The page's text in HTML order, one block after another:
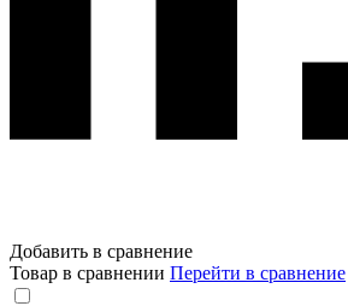
Добавить в сравнение
Товар в сравнении Перейти в сравнение